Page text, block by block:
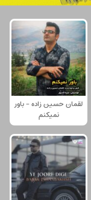
لقمان حسین زاده - باور
نمیکنم